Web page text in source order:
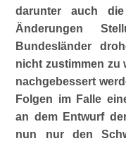
darunter auch
Änderungen
Bundesländer
nicht zustimmen zu
nachgebessert
Folgen im Falle
an dem Entwurf
nun nur den